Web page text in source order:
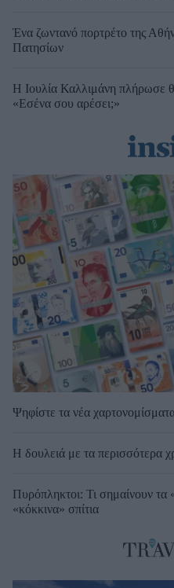
Ένα ζωντανό πορτρέτο της
Πατησίων
Η Ιουλία Καλλιμάνη πλήρωσε
«Εσένα σου αρέσει;»
Ψηφίστε τα νέα
Η δουλειά με τα περισσότερα
Πυρόπληκτοι: Τι σημαίνουν τα
«κόκκινα» σπίτια